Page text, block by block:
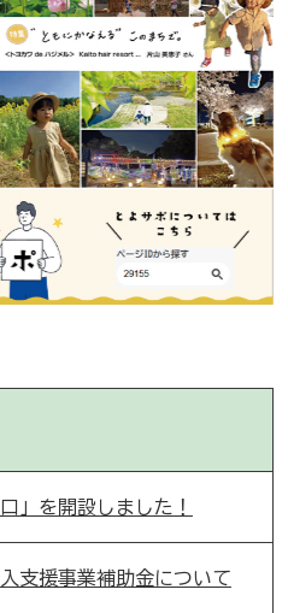
」を開設しました！
支援事業補助金について